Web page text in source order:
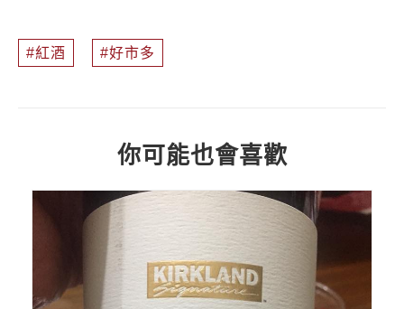
紅酒 好市多
你可能也會喜歡